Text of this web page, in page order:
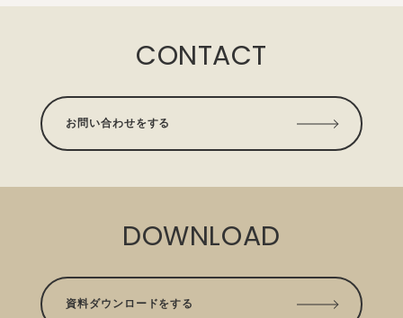
CONTACT
お問い合わせをする
DOWNLOAD
資料ダウンロードをする